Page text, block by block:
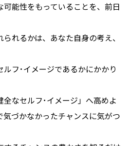
能性をもっていることを、前日
れるかは、あなた自身の考え、
フ･イメージであるかにかかり
なセルフ･イメージ」へ高めよ
気づかなかったチャンスに気がつ